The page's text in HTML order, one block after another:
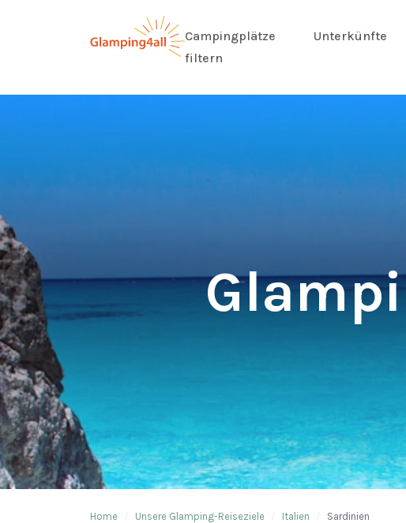
Campingplätze
filtern
Unterkünfte
Home Unsere Glamping-Reiseziele Italien Sardinien